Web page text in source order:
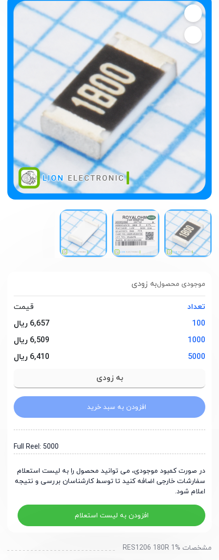
به زودیموجودی محصول
تعداد
قیمت
100
6,657 ریال
1000
6,509 ریال
5000
6,410 ریال
افزودن به سبد خرید
Full Reel: 5000
در صورت کمبود موجودی، می توانید محصول را به لیست استعلام
سفارشات خارجی اضافه کنید تا توسط کارشناسان بررسی و نتیجه
اعلام شود.
افزودن به لیست استعلام
مشخصات RES1206 180R 1%